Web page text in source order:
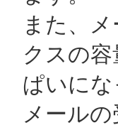
また、
クスの
ぱいに
メール